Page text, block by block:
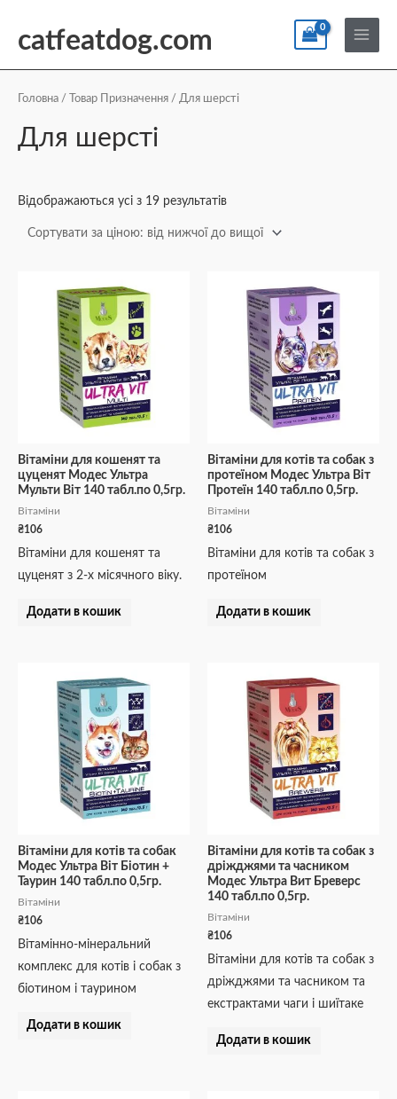
catfeatdog.com
Main
Menu
Головна / Товар Призначення / Для шерсті
Для шерсті
Відображаються усі з 19 результатів
ціною:
Вітаміни для кошенят та
цуценят Модес Ультра
Мульти Віт 140 табл.по 0,5гр.
Вітаміни
₴106
Вітаміни для кошенят та
цуценят з 2-х місячного віку.
Додати в кошик
Вітаміни для котів та собак з
протеїном Модес Ультра Віт
Протеїн 140 табл.по 0,5гр.
Вітаміни
₴106
Вітаміни для котів та собак з
протеїном
Додати в кошик
Вітаміни для котів та собак
Модес Ультра Віт Біотин +
Таурин 140 табл.по 0,5гр.
Вітаміни
₴106
Вітамінно-мінеральний
комплекс для котів і собак з
біотином і таурином
Додати в кошик
Вітаміни для котів та собак з
дріжджями та часником
Модес Ультра Вит Бреверс
140 табл.по 0,5гр.
Вітаміни
₴106
Вітаміни для котів та собак з
дріжджями та часником та
екстрактами чаги і шиїтаке
Додати в кошик